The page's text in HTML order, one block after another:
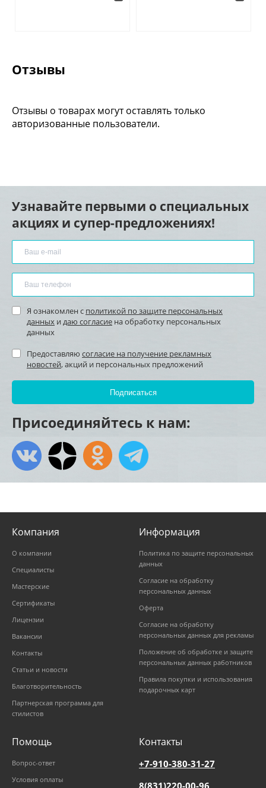
Отзывы
Отзывы о товарах могут оставлять только
авторизованные пользователи.
Узнавайте первыми о специальных
акциях и супер-предложениях!
Я ознакомлен с политикой по защите персональных
данных и даю согласие на обработку персональных
данных
Предоставляю согласие на получение рекламных
новостей, акций и персональных предложений
Присоединяйтесь к нам:
Компания
О компании
Специалисты
Мастерские
Сертификаты
Лицензии
Вакансии
Контакты
Статьи и новости
Благотворительность
Партнерская программа для
стилистов
Информация
Политика по защите персональных
данных
Согласие на обработку
персональных данных
Оферта
Согласие на обработку
персональных данных для рекламы
Положение об обработке и защите
персональных данных работников
Правила покупки и использования
подарочных карт
Помощь
Вопрос-ответ
Условия оплаты
Контакты
+7-910-380-31-27